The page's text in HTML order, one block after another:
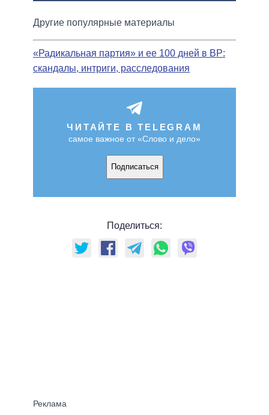
Другие популярные материалы
«Радикальная партия» и ее 100 дней в ВР:
скандалы, интриги, расследования
ЧИТАЙТЕ В TELEGRAM
самое важное от «Слово и дело»
Подписаться
Поделиться: